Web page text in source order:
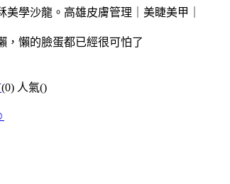
，懶的臉蛋都已經很可怕了
(0) 人氣()